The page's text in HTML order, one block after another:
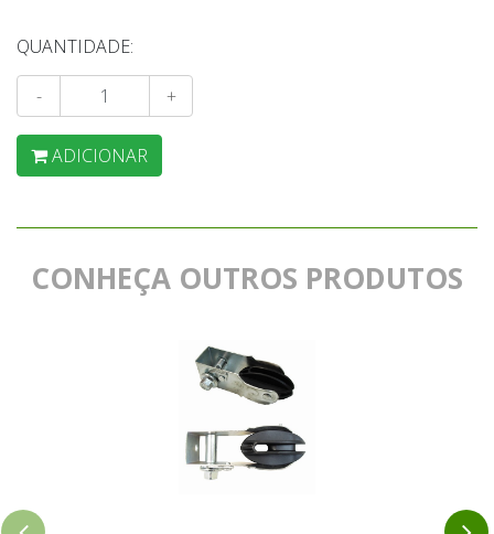
QUANTIDADE:
- +
ADICIONAR
CONHEÇA OUTROS PRODUTOS